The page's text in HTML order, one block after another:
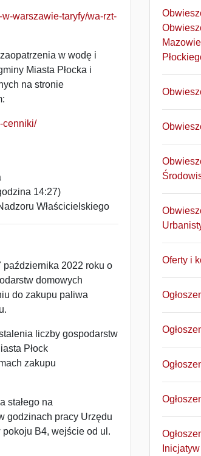
warszawie-taryfy/wa-rzt-
w wodę i
Miasta Płocka i
na stronie
cenniki/
14:27)
Właścicielskiego
października 2022 roku o
domowych
do zakupu paliwa
liczby gospodarstw
Płock
zakupu
stałego na
godzinach pracy Urzędu
pokoju B4, wejście od ul.
Oferty i